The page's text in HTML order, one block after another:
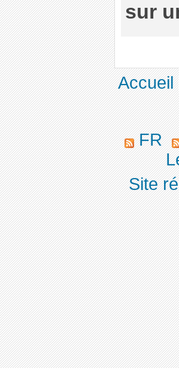
sur
Accueil
FR
Site